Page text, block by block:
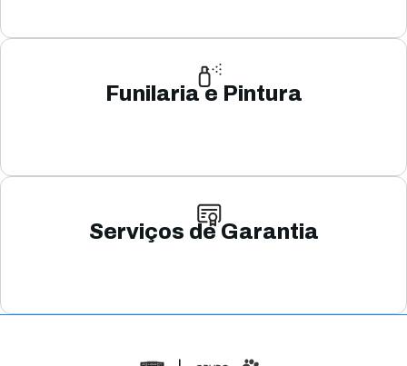
Funilaria e Pintura
Serviços de Garantia